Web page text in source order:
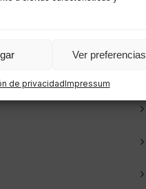
Ver preferencias
de privacidadImpressum